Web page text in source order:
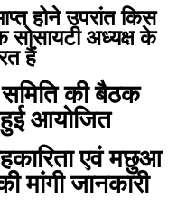
होने उपरांत किस
अध्यक्ष के
हैं
की बैठक
आयोजित
एवं मछुआ
मांगी जानकारी